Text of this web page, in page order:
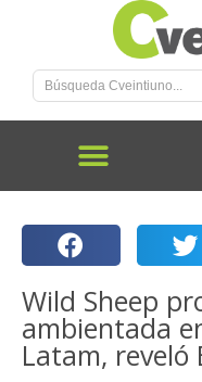
Wild Sheep
ambientada
Latam, reveló